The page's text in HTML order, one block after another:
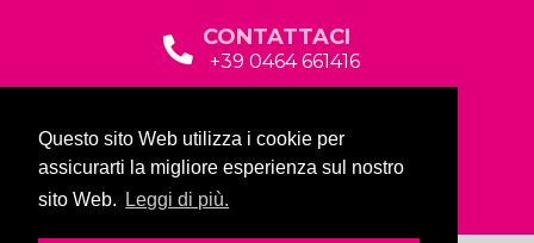
Questo sito Web utilizza i cookie per
assicurarti la migliore esperienza sul nostro
sito Web.
Leggi di più.
CONTATTACI
+39 0464 661416
Via Baltera, 19
38066 Riva del Garda (TN)